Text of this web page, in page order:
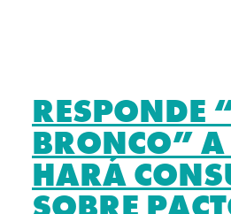
RESPONDE
BRONCO”
HARÁ